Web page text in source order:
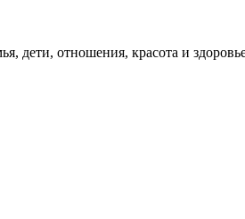
дети, отношения, красота и